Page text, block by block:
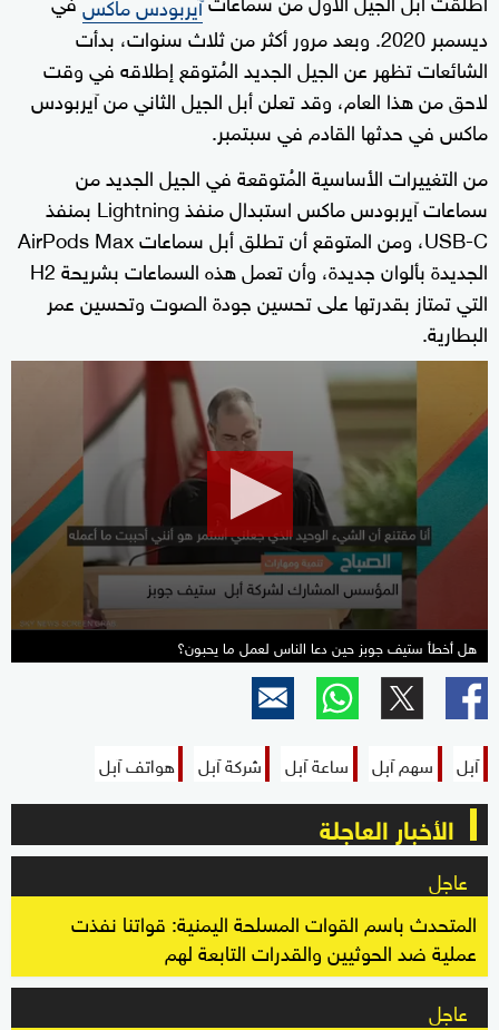
ديسمبر 2020. وبعد مرور أكثر من ثلاث سنوات، بدأت
الشائعات تظهر عن الجيل الجديد المُتوقع إطلاقه في وقت
لاحق من هذا العام، وقد تعلن أبل الجيل الثاني من آيربودس
ماكس في حدثها القادم في سبتمبر.
من التغييرات الأساسية المُتوقعة في الجيل الجديد من
سماعات آيربودس ماكس استبدال منفذ Lightning بمنفذ
USB-C، ومن المتوقع أن تطلق أبل سماعات AirPods Max
الجديدة بألوان جديدة، وأن تعمل هذه السماعات بشريحة H2
التي تمتاز بقدرتها على تحسين جودة الصوت وتحسين عمر
البطارية.
minutes,
47
seconds
هل أخطأ ستيف جوبز حين دعا الناس لعمل ما يحبون؟
آبل سهم آبل ساعة آبل شركة آبل هواتف آبل
الأخبار العاجلة
عاجل
المتحدث باسم القوات المسلحة اليمنية: قواتنا نفذت
عملية ضد الحوثيين والقدرات التابعة لهم
عاجل